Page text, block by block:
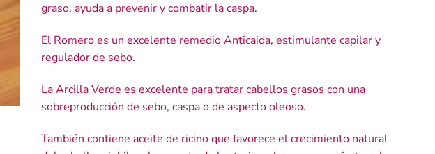
graso, ayuda a prevenir y combatir la caspa.
El Romero es un excelente remedio Anticaida, estimulante capilar y
regulador de sebo.
La Arcilla Verde es excelente para tratar cabellos grasos con una
sobreproducción de sebo, caspa o de aspecto oleoso.
También contiene aceite de ricino que favorece el crecimiento natural